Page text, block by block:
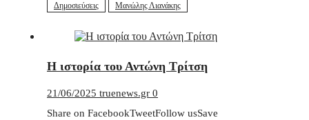
Δημοσιεύσεις Μανώλης Λιανάκης
Η ιστορία του Αντώνη Τρίτση
21/06/2025 truenews.gr 0
Share on FacebookTweetFollow usSave